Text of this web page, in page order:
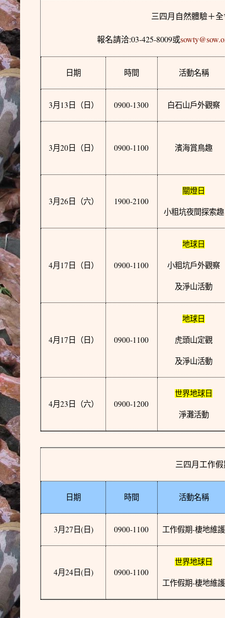
三四月自然體驗＋
報名請洽:03-425-8009或
日期 時間 活動名稱
3月 13 日 （日） 0900-1300 白石山戶外觀察
3月20日 （日） 0900-1100 濱海賞鳥趣
3月26日 （六） 1900-2100
關燈日
小粗坑夜間探索趣
4月 17 日 （日） 0900-1100
地球日
小粗坑戶外觀察
及淨山活動
4月 17 日 （日） 0900-1100
地球日
虎頭山定觀
及淨山活動
4月23 日 （六） 0900-1200
世界地球日
淨灘活動
三四月工作
日期 時間 活動名稱
3月27 日(日) 0900-1100 工作假期-棲地維護
4月24日(日) 0900-1100
世界地球日
工作假期-棲地維護